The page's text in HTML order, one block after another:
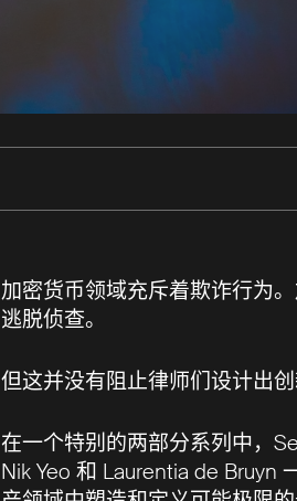
加密货币领域充斥着欺诈行为
逃脱侦查。
但这并没有阻止律师们设计出
在一个特别的两部分系列中，
Nik Yeo 和 Laurentia de Bruyn